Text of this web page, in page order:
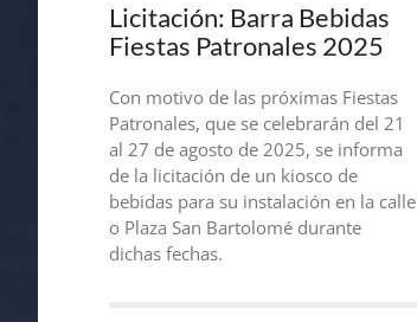
Licitación: Barra Bebidas
Fiestas Patronales 2025
Con motivo de las próximas Fiestas
Patronales, que se celebrarán del 21
al 27 de agosto de 2025, se informa
de la licitación de un kiosco de
bebidas para su instalación en la calle
o Plaza San Bartolomé durante
dichas fechas.